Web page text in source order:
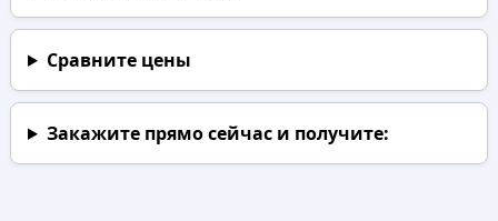
Сравните цены
Закажите прямо сейчаси получите: